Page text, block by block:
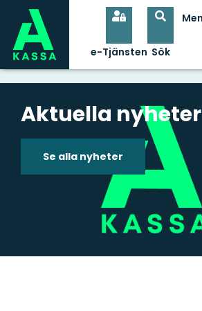
Aktuella nyheter
Se alla nyheter